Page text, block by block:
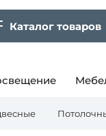
Каталог товаров